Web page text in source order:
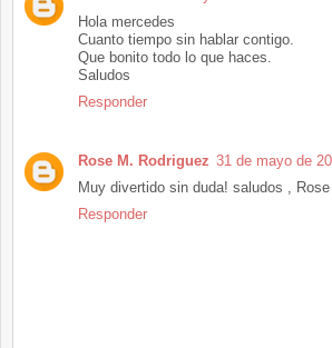
Hola mercedes
Cuanto tiempo sin hablar contigo.
Que bonito todo lo que haces.
Saludos
Responder
Rose M. Rodriguez 31 de mayo de
Muy divertido sin duda! saludos , Rose
Responder